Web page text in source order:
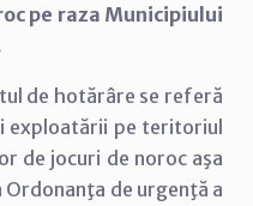
pe raza Municipiului
de hotărâre se referă
exploatării pe teritoriul
de jocuri de noroc aşa
de urgenţă a